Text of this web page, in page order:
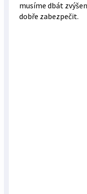
musíme dbát
dobře zabezpečit.